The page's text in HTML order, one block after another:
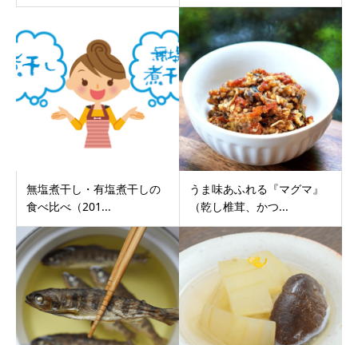
無塩煮干し・有塩煮干しの
食べ比べ（201...
うま味あふれる『マグマ』
（乾し椎茸、かつ...